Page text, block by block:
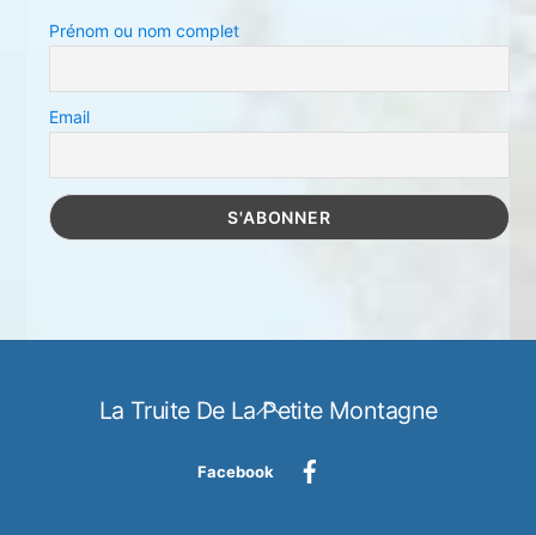
Prénom ou nom complet
Email
Back
To
La Truite De La Petite Montagne
Facebook